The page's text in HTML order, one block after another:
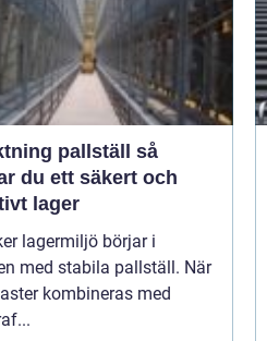
pallställ så
du ett säkert och
lager
lagermiljö börjar i
med stabila pallställ. När
kombineras med